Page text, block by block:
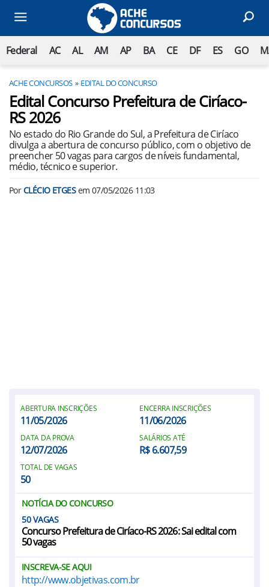
Federal AC AL AM AP BA CE DF ES GO
ACHE CONCURSOS EDITAL DO CONCURSO
Edital Concurso Prefeitura de Ciríaco-
RS 2026
No estado do Rio Grande do Sul, a Prefeitura de Ciríaco
divulga a abertura de concurso público, com o objetivo de
preencher 50 vagas para cargos de níveis fundamental,
médio, técnico e superior.
PorCLÉCIO ETGESem 07/05/2026 11:03
ABERTURA INSCRIÇÕES
11/05/2026
ENCERRA INSCRIÇÕES
11/06/2026
DATA DA PROVA
12/07/2026
SALÁRIOS ATÉ
R$ 6.607,59
TOTAL DE VAGAS
50
NOTÍCIA DO CONCURSO
50
Concurso Prefeitura de Ciríaco-RS 2026: Sai edital com
50 vagas
INSCREVA-SE AQUI
http://www.objetivas.com.br